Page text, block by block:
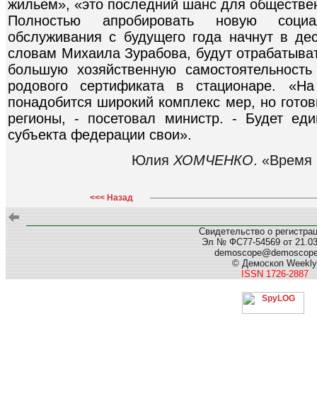
жильем», «это последний шанс для
Полностью апробировать новую
обслуживания с будущего года начнут в
словам Михаила Зурабова, будут
большую хозяйственную
родового сертификата в стационаре.
понадобится широкий комплекс мер, но
регионы, - посетовал министр. - Будет
субъекта федерации свои».
Юлия ХОМЧЕНКО. «Время
<<< Назад
Свидетельство о
Эл № ФС77-54569 от
© Демоскоп Weekly
ISSN 1726-2887